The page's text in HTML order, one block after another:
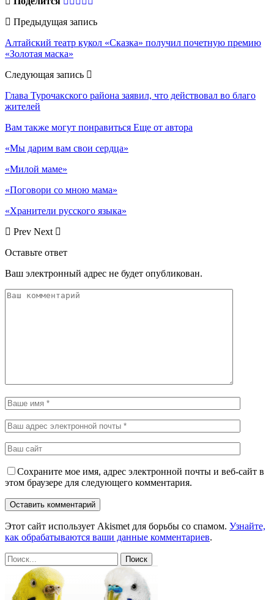
Предыдущая запись
Алтайский театр кукол «Сказка» получил почетную премию
«Золотая маска»
Следующая запись
Глава Турочакского района заявил, что действовал во благо
жителей
Вам также могут понравиться Еще от автора
«Мы дарим вам свои сердца»
«Милой маме»
«Поговори со мною мама»
«Хранители русского языка»
Prev Next
Оставьте ответ
Ваш электронный адрес не будет опубликован.
Сохраните мое имя, адрес электронной почты и веб-сайт в
этом браузере для следующего комментария.
Этот сайт использует Akismet для борьбы со спамом. Узнайте,
как обрабатываются ваши данные комментариев.